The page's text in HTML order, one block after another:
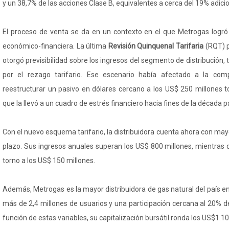
y un 38,7% de las acciones Clase B, equivalentes a cerca del 19%
El proceso de venta se da en un contexto en el que Metrogas
económico-financiera. La última Revisión Quinquenal Tarifaria (RQT)
otorgó previsibilidad sobre los ingresos del segmento de distribución,
por el rezago tarifario. Ese escenario había afectado a la
reestructurar un pasivo en dólares cercano a los US$ 250 millones
que la llevó a un cuadro de estrés financiero hacia fines de la década
Con el nuevo esquema tarifario, la distribuidora cuenta ahora con
plazo. Sus ingresos anuales superan los US$ 800 millones, mientras
torno a los US$ 150 millones.
Además, Metrogas es la mayor distribuidora de gas natural del país
más de 2,4 millones de usuarios y una participación cercana al 20%
función de estas variables, su capitalización bursátil ronda los